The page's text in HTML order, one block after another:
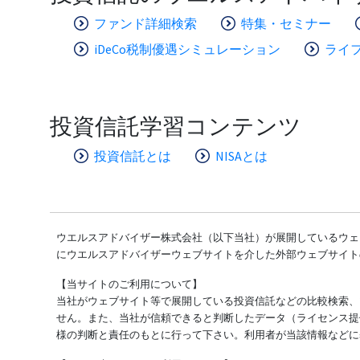
ファンド詳細検索
特集・セミナー
iDeCo税制優遇シミュレーション
ライ
投資信託学習コンテンツ
投資信託とは NISAとは
ウエルスアドバイザー株式会社（以下当社）が展開しているウ
にウエルスアドバイザーウェブサイトを介した外部ウェブサイ
【当サイトのご利用について】
当社がウェブサイト等で展開している投資信託などの比較検索
せん。また、当社が信頼できると判断したデータ（ライセンス
様の判断と責任のもとに行って下さい。利用者が当該情報など